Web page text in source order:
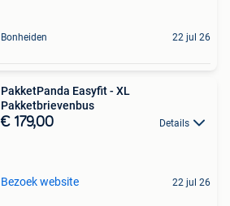
Bonheiden 22 jul 26
PakketPanda Easyfit - XL
Pakketbrievenbus
€ 179,00 Details
Bezoek website 22 jul 26